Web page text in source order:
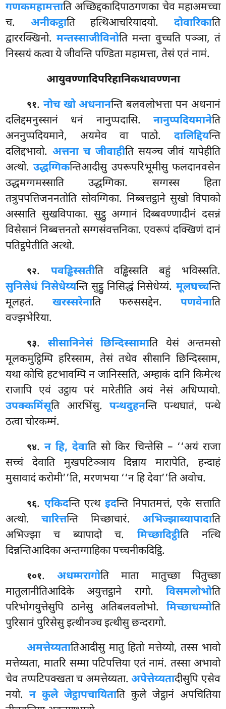
गणकमहामत्ताति अच्छिद्दकादिपाठगणका चेव महाअमच्चा
च. अनीकट्ठाति हत्थिआचरियादयो. दोवारिकाति
द्वाररक्खिनो.मन्तस्साजीविनोति मन्ता वुच्चति पञ्ञा, तं
निस्सयं कत्वा ये जीवन्ति पण्डिता महामत्ता, तेसं एतं नामं.
आयुवण्णादिपरिहानिकथावण्णना
९१. नोच खो अधनानन्ति बलवलोभत्ता पन अधनानं
दलिद्दमनुस्सानं धनं नानुप्पदासि. नानुप्पदियमानेति
अननुप्पदियमाने, अयमेव वा पाठो. दालिद्दियन्ति
दलिद्दभावो. अत्तना च जीवाहीति सयञ्च जीवं यापेहीति
अत्थो.उद्धग्गिकन्तिआदीसु उपरूपरिभूमीसु फलदानवसेन
उद्धमग्गमस्साति उद्धग्गिका. सग्गस्स हिता
तत्रुपपत्तिजननतोति सोवग्गिका. निब्बत्तट्ठाने सुखो विपाको
अस्साति सुखविपाका. सुट्ठु अग्गानं दिब्बवण्णादीनं दसन्नं
विसेसानं निब्बत्तनतो सग्गसंवत्तनिका. एवरूपं दक्खिणं दानं
पतिट्ठपेतीति अत्थो.
९२. पवड्ढिस्सतीति वड्ढिस्सति बहुं भविस्सति.
सुनिसेधं निसेधेय्यन्ति सुट्ठु निसिद्धं निसेधेय्यं. मूलघच्चन्ति
मूलहतं. खरस्सरेनाति फरुससद्देन. पणवेनाति
वज्झभेरिया.
९३. सीसानिनेसं छिन्दिस्सामाति येसं अन्तमसो
मूलकमुट्ठिम्पि हरिस्साम, तेसं तथेव सीसानि छिन्दिस्साम,
यथा कोचि हटभावम्पि न जानिस्सति, अम्हाकं दानि किमेत्थ
राजापि एवं उट्ठाय परं मारेतीति अयं नेसं अधिप्पायो.
उपक्कमिंसूति आरभिंसु. पन्थदुहनन्ति पन्थघातं, पन्थे
ठत्वा चोरकम्मं.
९४.न हि, देवाति सो किर चिन्तेसि – ‘‘अयं राजा
सच्चं देवाति मुखपटिञ्ञाय दिन्नाय मारापेति, हन्दाहं
मुसावादं करोमी’’ति, मरणभया ‘‘न हि देवा’’ति अवोच.
९६. एकिदन्तिएत्थ इदन्ति निपातमत्तं, एके सत्ताति
अत्थो.चारित्तन्ति मिच्छाचारं. अभिज्झाब्यापादाति
अभिज्झा च ब्यापादो च.मिच्छादिट्ठीति नत्थि
दिन्नन्तिआदिका अन्तग्गाहिका पच्चनीकदिट्ठि.
१०१.अधम्मरागोति माता मातुच्छा पितुच्छा
मातुलानीतिआदिके अयुत्तट्ठाने रागो. विसमलोभोति
परिभोगयुत्तेसुपि ठानेसु अतिबलवलोभो. मिच्छाधम्मोति
पुरिसानं पुरिसेसु इत्थीनञ्च इत्थीसु छन्दरागो.
अमत्तेय्यतातिआदीसु मातु हितो मत्तेय्यो, तस्स भावो
मत्तेय्यता, मातरि सम्मा पटिपत्तिया एतं नामं. तस्सा अभावो
चेव तप्पटिपक्खता च अमत्तेय्यता.अपेत्तेय्यतादीसुपि एसेव
नयो.न कुले जेट्ठापचायिताति कुले जेट्ठानं अपचितिया